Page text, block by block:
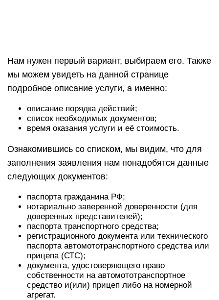
Нам нужен первый вариант, выбираем его. Также
мы можем увидеть на данной странице
подробное описание услуги, а именно:
описание порядка действий;
список необходимых документов;
время оказания услуги и её стоимость.
Ознакомившись со списком, мы видим, что для
заполнения заявления нам понадобятся данные
следующих документов:
паспорта гражданина РФ;
нотариально заверенной доверенности (для
доверенных представителей);
паспорта транспортного средства;
регистрационного документа или технического
паспорта автомототранспортного средства или
прицепа (СТС);
документа, удостоверяющего право
собственности на автомототранспортное
средство и(или) прицеп либо на номерной
агрегат.